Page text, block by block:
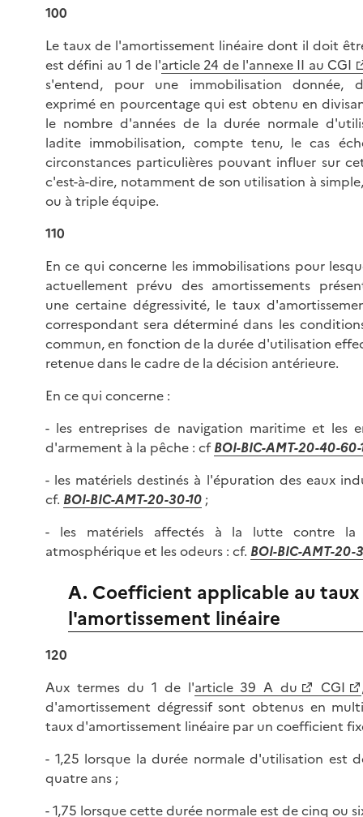
100
Le taux de l'amortissement linéaire dont il doit
est défini au 1 de l'article 24 de l'annexe II au CGI
s'entend, pour une immobilisation donnée,
exprimé en pourcentage qui est obtenu en
le nombre d'années de la durée normale
ladite immobilisation, compte tenu, le cas
circonstances particulières pouvant influer sur
c'est-à-dire, notamment de son utilisation à
ou à triple équipe.
110
En ce qui concerne les immobilisations pour
actuellement prévu des amortissements
une certaine dégressivité, le taux
correspondant sera déterminé dans les
commun, en fonction de la durée d'utilisation
retenue dans le cadre de la décision antérieure.
En ce qui concerne :
- les entreprises de navigation maritime et les
d'armement à la pêche : cfBOI-BIC-AMT-20-40-60-
- les matériels destinés à l'épuration des eaux
cf. BOI-BIC-AMT-20-30-10 ;
- les matériels affectés à la lutte contre la
atmosphérique et les odeurs : cf. BOI-BIC-AMT-20-
A. Coefficient applicable au
l'amortissement linéaire
120
Aux termes du 1 de l'article 39 A du CGI
d'amortissement dégressif sont obtenus en
taux d'amortissement linéaire par un coefficient
- 1,25 lorsque la durée normale d'utilisation est
quatre ans ;
- 1,75 lorsque cette durée normale est de cinq ou